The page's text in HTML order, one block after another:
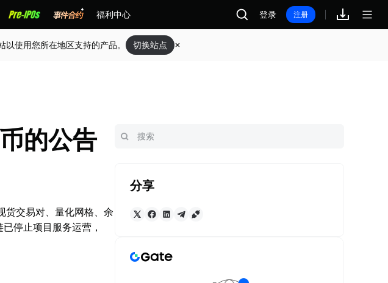
福利中心 登录 注册
使用您所在地区支持的产品。 切换站点
的公告
货交易对、量化网格、余
停止项目服务运营，
分享